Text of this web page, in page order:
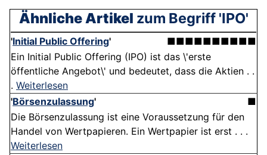
Ähnliche Artikel zum Begriff 'IPO'
'Initial Public Offering'
■■■■■■■■■■
Ein Initial Public Offering (IPO) ist das \'erste
öffentliche Angebot\' und bedeutet, dass die Aktien . .
. Weiterlesen
'Börsenzulassung'
■
Die Börsenzulassung ist eine Voraussetzung für den
Handel von Wertpapieren. Ein Wertpapier ist erst . . .
Weiterlesen